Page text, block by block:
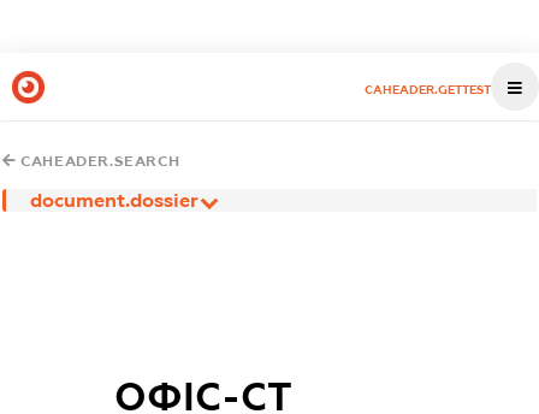
CAHEADER.GETTEST
CAHEADER.SEARCH
document.dossier
ОФІС-СТ